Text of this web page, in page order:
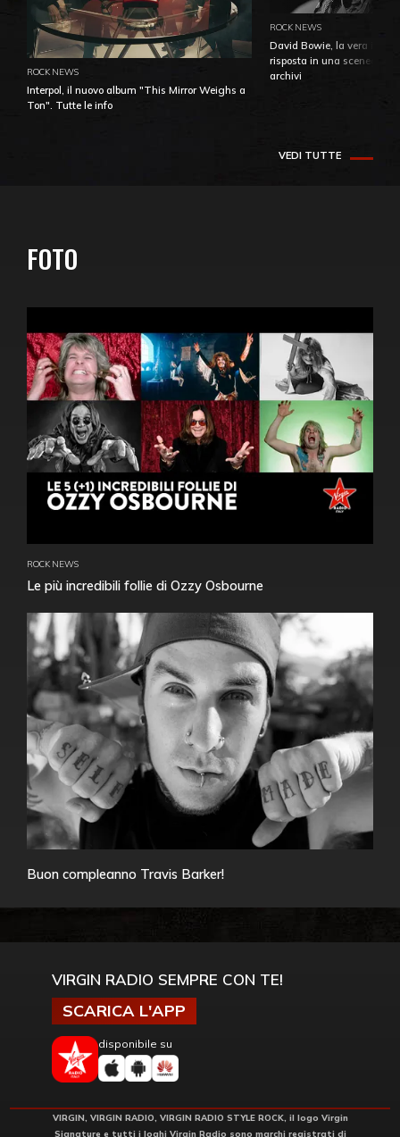
ROCK NEWS
Interpol, il nuovo album "This Mirror Weighs a
Ton". Tutte le info
ROCK NEWS
David Bowie, la vera
risposta in una
archivi
VEDI TUTTE
FOTO
ROCK NEWS
Le più incredibili follie di Ozzy Osbourne
Buon compleanno Travis Barker!
VIRGIN RADIO SEMPRE CON TE!
SCARICA L'APP
disponibile su
VIRGIN, VIRGIN RADIO, VIRGIN RADIO STYLE ROCK, il logo Virgin
Signature e tutti i loghi Virgin Radio sono marchi registrati di